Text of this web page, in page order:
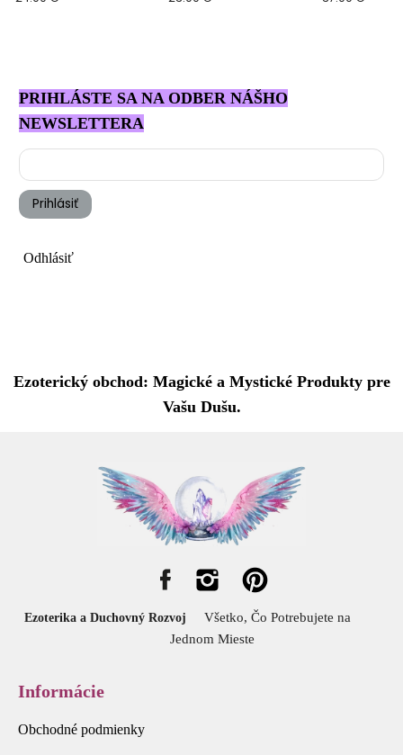
PRIHLÁSTE SA NA ODBER NÁŠHO
NEWSLETTERA
Prihlásiť
Odhlásiť
Ezoterický obchod: Magické a Mystické Produkty pre
Vašu Dušu.
Ezoterika a Duchovný Rozvoj
Všetko, Čo Potrebujete na
Jednom Mieste
Informácie
Obchodné podmienky